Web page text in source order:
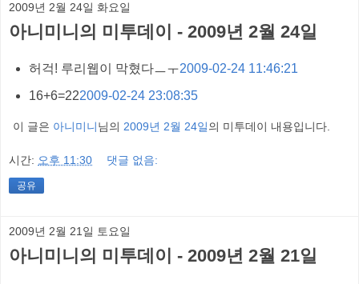
2009년 2월 24일 화요일
아니미니의 미투데이 - 2009년 2월 24일
허걱! 루리웹이 막혔다ㅡㅜ2009-02-24 11:46:21
16+6=222009-02-24 23:08:35
이 글은 아니미니님의 2009년 2월 24일의 미투데이 내용입니다.
시간: 오후 11:30 댓글 없음:
공유
2009년 2월 21일 토요일
아니미니의 미투데이 - 2009년 2월 21일